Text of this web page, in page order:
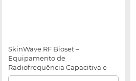
SkinWave RF Bioset –
Equipamento de
Radiofrequência Capacitiva e
Resistiva